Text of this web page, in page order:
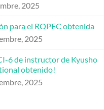
2025
para el ROPEC obtenida
2025
6 de instructor de Kyusho
obtenido!
2025